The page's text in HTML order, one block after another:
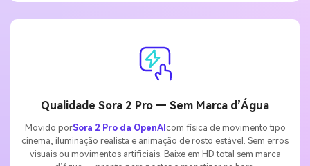
Qualidade Sora 2 Pro — Sem Marca d’Água
Movido porSora 2 Pro da OpenAI com física de movimento tipo
cinema, iluminação realista e animação de rosto estável. Sem erros
visuais ou movimentos artificiais. Baixe em HD total sem marca